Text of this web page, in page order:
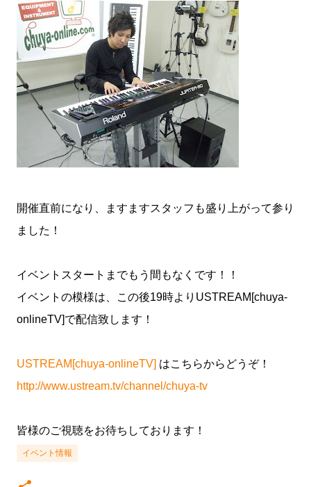
開催直前になり、ますますスタッフも盛り上がって参り
ました！
イベントスタートまでもう間もなくです！！
イベントの模様は、この後19時よりUSTREAM[chuya-
onlineTV]で配信致します！
USTREAM[chuya-onlineTV] はこちらからどうぞ！
http://www.ustream.tv/channel/chuya-tv
皆様のご視聴をお待ちしております！
イベント情報